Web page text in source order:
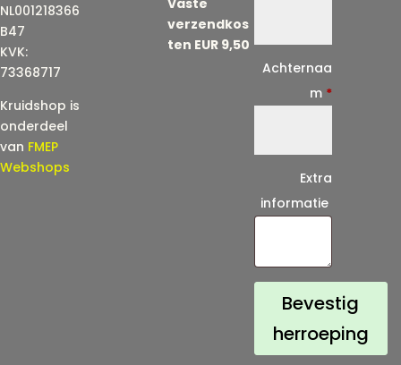
NL001218366
B47
KVK:
73368717
Kruidshop is
onderdeel
van FMEP
Webshops
verzendkos
ten EUR 9,50
l
)
*
Achternaa
m *
Extra
informatie
Bevestig
herroeping